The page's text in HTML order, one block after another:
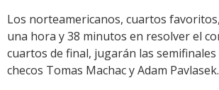
Los norteamericanos, cuartos
una hora y 38 minutos en resolver el
cuartos de final, jugarán las
checos Tomas Machac y Adam Pavlasek.